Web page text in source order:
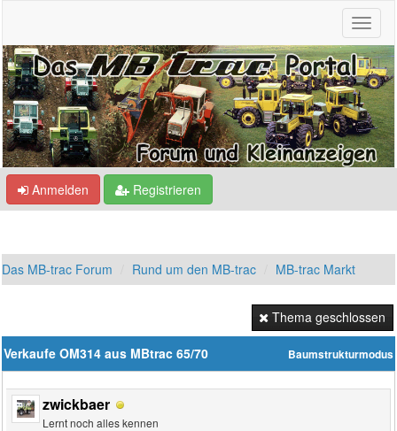
Anmelden Registrieren
Das MB-trac Forum Rund um den MB-trac MB-trac Markt
Thema geschlossen
Baumstrukturmodus
Verkaufe OM314 aus MBtrac 65/70
zwickbaer
Lernt noch alles kennen